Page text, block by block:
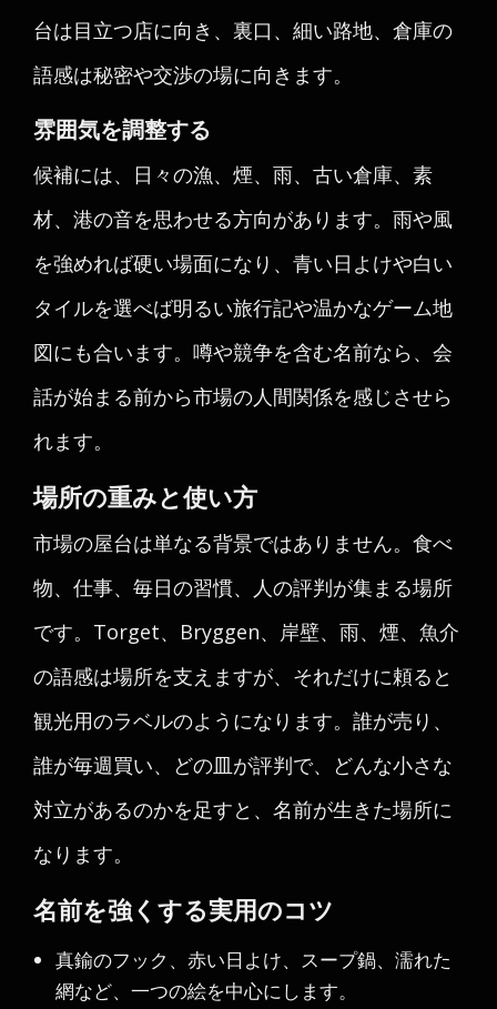
台は目立つ店に向き、裏口、細い路地、倉庫の
語感は秘密や交渉の場に向きます。
雰囲気を調整する
候補には、日々の漁、煙、雨、古い倉庫、素
材、港の音を思わせる方向があります。雨や風
を強めれば硬い場面になり、青い日よけや白い
タイルを選べば明るい旅行記や温かなゲーム地
図にも合います。噂や競争を含む名前なら、会
話が始まる前から市場の人間関係を感じさせら
れます。
場所の重みと使い方
市場の屋台は単なる背景ではありません。食べ
物、仕事、毎日の習慣、人の評判が集まる場所
です。Torget、Bryggen、岸壁、雨、煙、魚介
の語感は場所を支えますが、それだけに頼ると
観光用のラベルのようになります。誰が売り、
誰が毎週買い、どの皿が評判で、どんな小さな
対立があるのかを足すと、名前が生きた場所に
なります。
名前を強くする実用のコツ
真鍮のフック、赤い日よけ、スープ鍋、濡れた
網など、一つの絵を中心にします。